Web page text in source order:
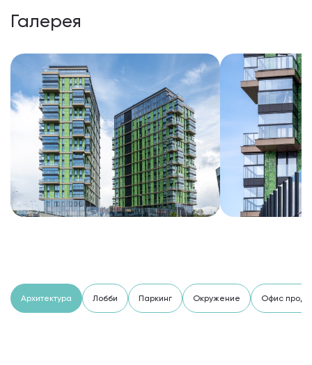
Галерея
Архитектура Лобби Паркинг Окружение Офис